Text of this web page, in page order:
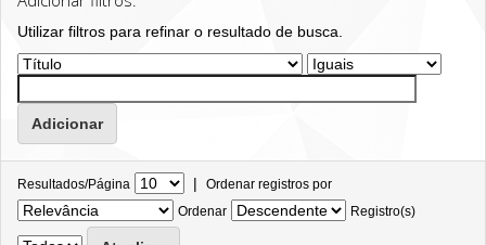
Utilizar filtros para refinar o resultado de busca.
Resultados/Página | Ordenar registros por
Ordenar
Registro(s)